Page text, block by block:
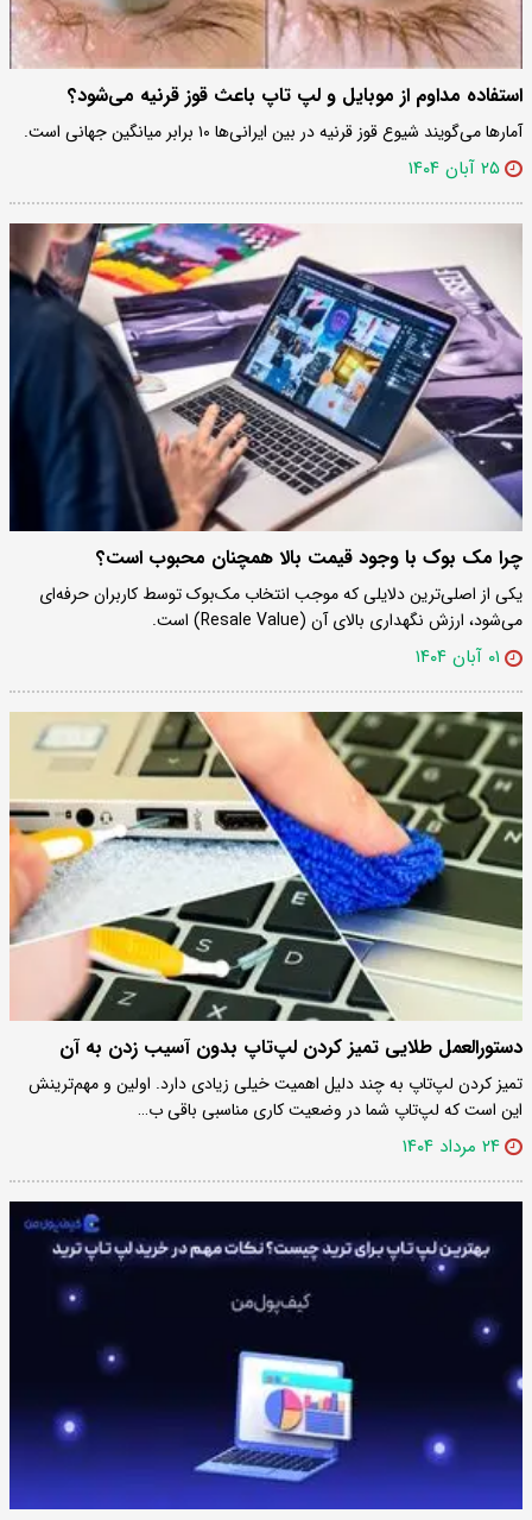
استفاده مداوم از موبایل و لپ تاپ باعث قوز قرنیه می‌شود؟
آمارها می‌گویند شیوع قوز قرنیه در بین ایرانی‌ها ۱۰ برابر میانگین جهانی است.
۲۵ آبان ۱۴۰۴
چرا مک‌ بوک با وجود قیمت بالا همچنان محبوب است؟
یکی از اصلی‌ترین دلایلی که موجب انتخاب مک‌بوک توسط کاربران حرفه‌ای
می‌شود، ارزش نگهداری بالای آن (Resale Value) است.
۰۱ آبان ۱۴۰۴
دستورالعمل طلایی تمیز کردن لپ‌تاپ بدون آسیب زدن به آن
تمیز کردن لپ‌تاپ به چند دلیل اهمیت خیلی زیادی دارد. اولین و مهم‌ترینش
این است که لپ‌تاپ شما در وضعیت کاری مناسبی باقی ب…
۲۴ مرداد ۱۴۰۴